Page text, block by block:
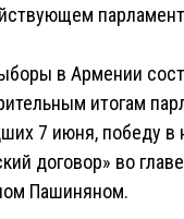
в Армении
итогам
7 июня, победу в
договор» во
Пашиняном.